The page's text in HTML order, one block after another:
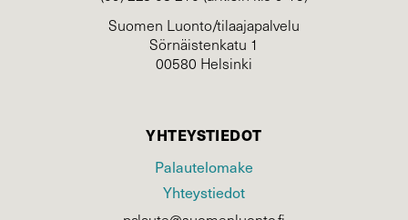
Suomen Luonto/tilaajapalvelu
Sörnäistenkatu 1
00580 Helsinki
YHTEYSTIEDOT
Palautelomake
Yhteystiedot